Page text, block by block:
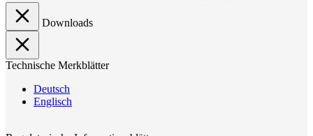
Downloads
Technische Merkblätter
Deutsch
Englisch